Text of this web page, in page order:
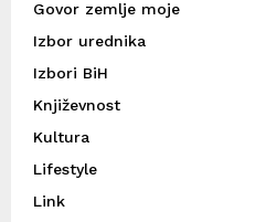
Govor zemlje moje
Izbor urednika
Izbori BiH
Književnost
Kultura
Lifestyle
Link